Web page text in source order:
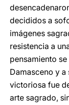
decididos a
imágenes
resistencia a
pensamiento
Damasceno y a
victoriosa fue
arte sagrado,